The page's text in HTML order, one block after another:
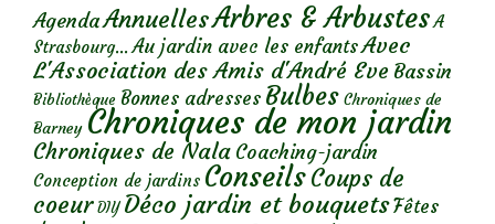
AgendaAnnuellesArbres & Arbustes A
Strasbourg... Au jardin avec les enfantsAvec
L'Association des Amis d'André Eve Bassin
Bibliothèque Bonnes adresses Bulbes Chroniques de
Barney Chroniques de mon jardin
Chroniques de Nala Coaching-jardin
Conception de jardins ConseilsCoups de
coeur DIY Déco jardin et bouquetsFêtes